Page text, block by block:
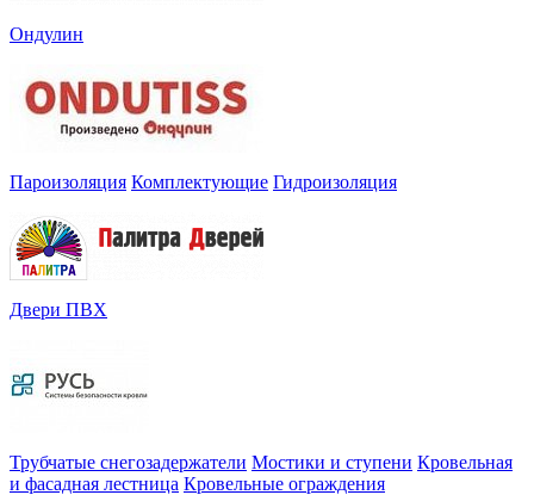
Ондулин
Пароизоляция Комплектующие Гидроизоляция
Двери ПВХ
Трубчатые снегозадержатели Мостики и ступени Кровельная
и фасадная лестница Кровельные ограждения